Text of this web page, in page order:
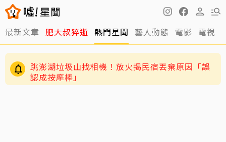
最新文章 肥大叔猝逝 熱門星聞 藝人動態 電影 電視
跳澎湖垃圾山找相機！放火揭民宿丟棄原因「誤
認成按摩棒」